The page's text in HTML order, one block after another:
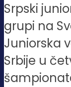
Srpski
grupi na
Juniorska
Srbije u